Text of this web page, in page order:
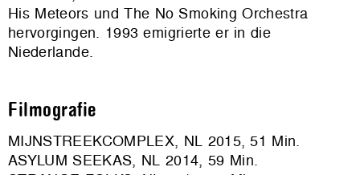
His Meteors und The No Smoking Orchestra
hervorgingen. 1993 emigrierte er in die
Niederlande.
Filmografie
MIJNSTREEKCOMPLEX, NL 2015, 51 Min.
ASYLUM SEEKAS, NL 2014, 59 Min.